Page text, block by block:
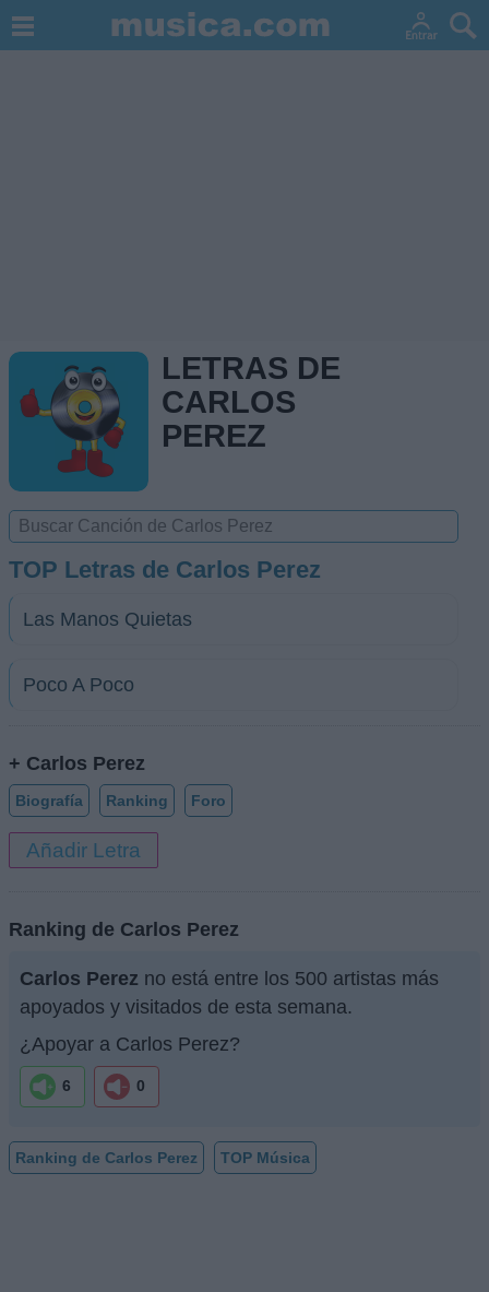
LETRAS DE
CARLOS
PEREZ
TOP Letras de Carlos Perez
Las Manos Quietas
Poco A Poco
+ Carlos Perez
Biografía Ranking Foro
Añadir Letra
Ranking de Carlos Perez
Carlos Perez no está entre los 500 artistas más
apoyados y visitados de esta semana.
¿Apoyar a Carlos Perez?
6 0
Ranking de Carlos Perez TOP Música